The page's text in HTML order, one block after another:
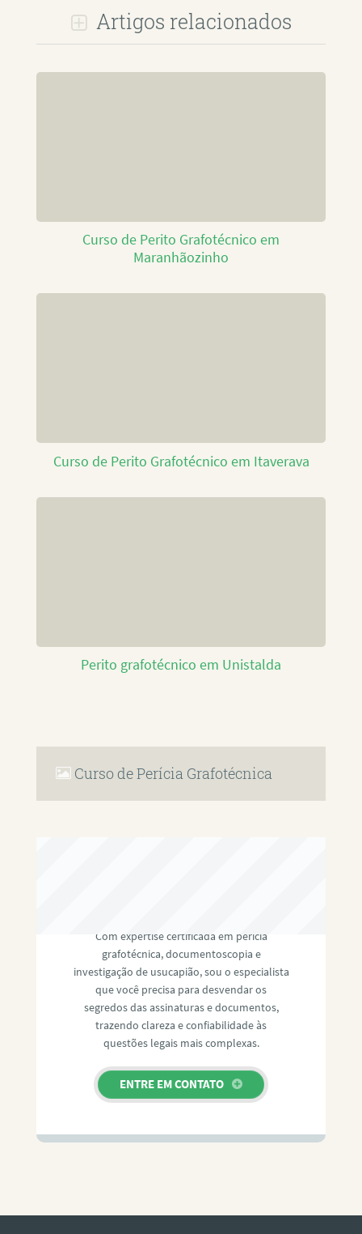
Artigos relacionados
Curso de Perito Grafotécnico em
Maranhãozinho
Curso de Perito Grafotécnico em Itaverava
Perito grafotécnico em Unistalda
Curso de Perícia Grafotécnica
Com expertise certificada em perícia
grafotécnica, documentoscopia e
investigação de usucapião, sou o especialista
que você precisa para desvendar os
segredos das assinaturas e documentos,
trazendo clareza e confiabilidade às
questões legais mais complexas.
ENTRE EM CONTATO